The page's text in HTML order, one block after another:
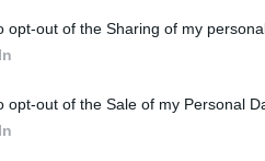
opt-out of the Sharing of my
opt-out of the Sale of my Personal
taptų puolimo taikiniu.“ Jis
iš Baltarusijos.